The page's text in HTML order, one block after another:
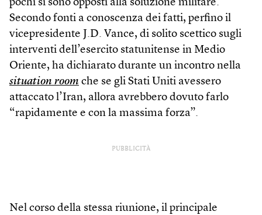
pochi si sono opposti alla soluzione militare.
Secondo fonti a conoscenza dei fatti, perfino il
vicepresidente J.D. Vance, di solito scettico sugli
interventi dell’esercito statunitense in Medio
Oriente, ha dichiarato durante un incontro nella
situation room che se gli Stati Uniti avessero
attaccato l’Iran, allora avrebbero dovuto farlo
“rapidamente e con la massima forza”.
PUBBLICITÀ
Nel corso della stessa riunione, il principale